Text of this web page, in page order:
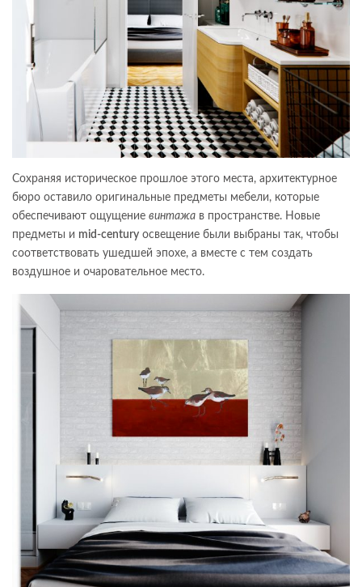
Сохраняя историческое прошлое этого места, архитектурное
бюро оставило оригинальные предметы мебели, которые
обеспечивают ощущение винтажа в пространстве. Новые
предметы и mid-century освещение были выбраны так, чтобы
соответствовать ушедшей эпохе, а вместе с тем создать
воздушное и очаровательное место.